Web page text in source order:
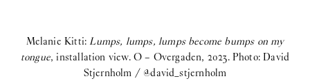
Melanie Kitti:Lumps, lumps, lumps become bumps on my
tongue, installation view. O – Overgaden, 2023. Photo: David
Stjernholm / @david_stjernholm